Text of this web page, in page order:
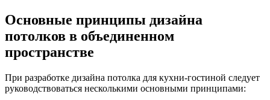
Основные принципы дизайна
потолков в объединенном
пространстве
При разработке дизайна потолка для кухни-гостиной следует
руководствоваться несколькими основными принципами: